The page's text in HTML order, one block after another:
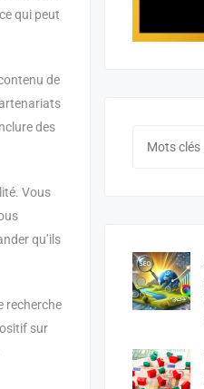
qui peut
de
des
Vous
qu’ils
recherche
sur